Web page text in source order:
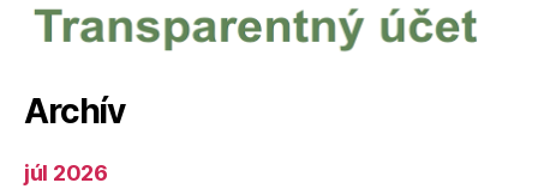
Archív
júl 2026